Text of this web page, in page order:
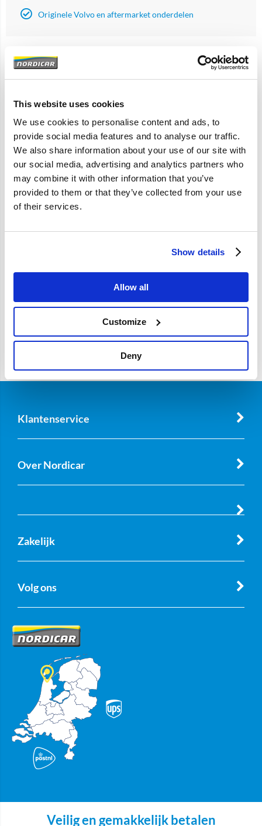
This website uses cookies
We use cookies to personalise content and ads, to
provide social media features and to analyse our traffic.
We also share information about your use of our site with
our social media, advertising and analytics partners who
may combine it with other information that you’ve
provided to them or that they’ve collected from your use
of their services.
Show details
Allow all
Customize
Deny
Originele Volvo en aftermarket onderdelen
Artikelomschrijving
Specificaties
Vantage
Artikelcode 9140847
Klantenservice
Over Nordicar
Zakelijk
Volg ons
Veilig en gemakkelijk betalen